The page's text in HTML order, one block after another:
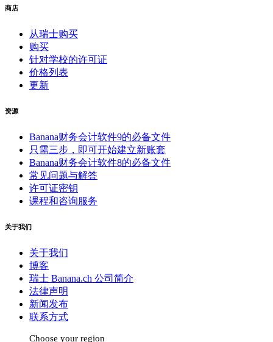
商店
从瑞士购买
购买
针对学校的许可证
价格列表
更新
资源
Banana财务会计软件9的必备文件
只需三步，即可开始建立新账套
Banana财务会计软件8的必备文件
常见问题与解答
许可证密钥
课程和咨询服务
关于我们
关于我们
博客
瑞士 Banana.ch 公司简介
法律声明
新闻发布
联系方式
Choose your region